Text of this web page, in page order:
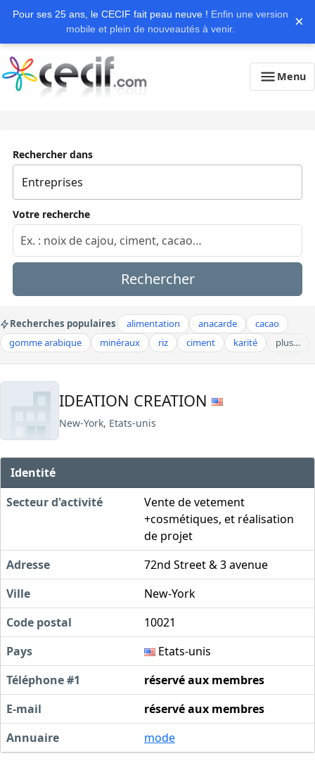
Pour ses 25 ans, le CECIF fait peau neuve ! Enfin une version
mobile et plein de nouveautés à venir.
×
Menu
Rechercher dans
Votre recherche
Rechercher
Recherches populaires alimentation anacarde
cacao
gomme arabique
minéraux riz ciment karité plus…
IDEATION CREATION
New-York, Etats-unis
Identité
Secteur d'activité
Vente de vetement
+cosmétiques, et réalisation
de projet
Adresse
72nd Street & 3 avenue
Ville
New-York
Code postal
10021
Pays
Etats-unis
Téléphone #1
réservé aux membres
E-mail
réservé aux membres
Annuaire
mode